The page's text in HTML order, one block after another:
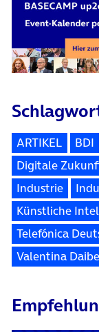
ARTIKEL BDI
Digitale
Industrie
Künstliche
Telefónica
Valentina